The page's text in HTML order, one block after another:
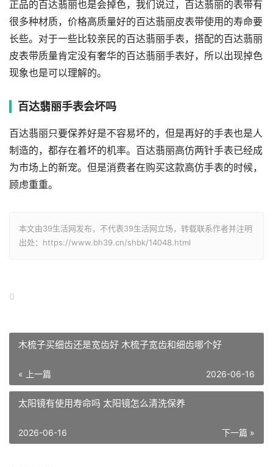
正品的百达翡丽也是会掉色，我们说过，百达翡丽的表带有
很多种材质，价格高质量好的百达翡丽皮表带使用的寿命要
长些。对于一些比较亲民的百达翡丽手表，搭配的百达翡丽
皮表带质量肯定没有奢华的百达翡丽手表好，所以出现掉色
现象也是可以理解的。
百达翡丽手表会坏吗
百达翡丽只要保养好是不容易坏的，但是再好的手表也是人
制造的，都存在着坏的机率。百达翡丽高仿两针手表已经成
为市场上的新宠。但是消费者在购买这款高仿手表的时候，
顾虑重重。
本文由39生活网发布，不代表39生活网立场，转载联系作者并注明
出处：https://www.bh39.cn/shbk/14048.html
0
木梳子买细齿还是宽齿好 木梳子宽齿和细齿哪个好
« 上一篇 2026-06-16
太阳镜有使用寿命吗 太阳镜怎么清洗保养
下一篇 »
2026-06-16